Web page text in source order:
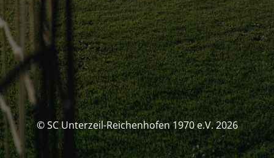
© SC Unterzeil-Reichenhofen 1970 e.V. 2026